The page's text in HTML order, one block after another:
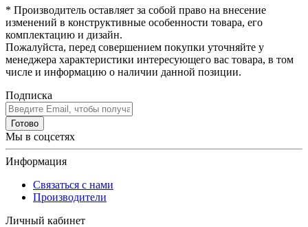
* Производитель оставляет за собой право на внесение
изменений в конструктивные особенности товара, его
комплектацию и дизайн.
Пожалуйста, перед совершением покупки уточняйте у
менеджера характеристики интересующего вас товара, в том
числе и информацию о наличии данной позиции.
Подписка
Готово
Мы в соцсетях
Информация
Связаться с нами
Производители
Личный кабинет